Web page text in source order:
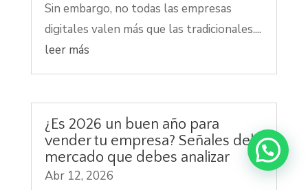
Sin embargo, no todas las empresas
digitales valen más que las tradicionales....
leer más
¿Es 2026 un buen año para
vender tu empresa? Señales del
mercado que debes analizar
Abr 12, 2026